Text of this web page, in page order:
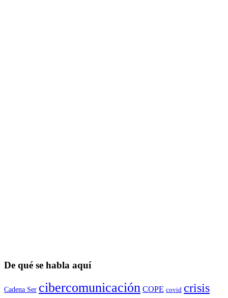
De qué se habla aquí
Cadena Ser cibercomunicación COPE covid crisis